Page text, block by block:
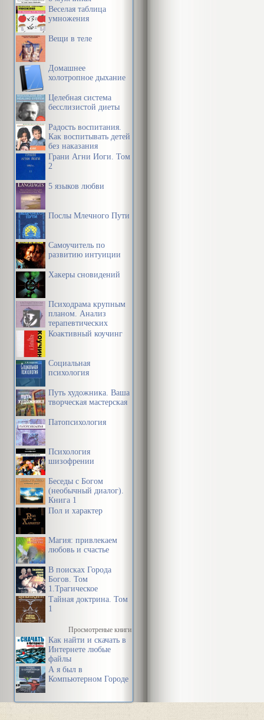
Веселая таблица
умножения
Вещи в теле
Домашнее
холотропное дыхание
Целебная система
бесслизистой диеты
Радость воспитания.
Как воспитывать детей
без наказания
Грани Агни Йоги. Том
2
5 языков любви
Послы Млечного Пути
Самоучитель по
развитию интуиции
Хакеры сновидений
Психодрама крупным
планом. Анализ
терапевтических
механизмов
Коактивный коучинг
Социальная
психология
Путь художника. Ваша
творческая мастерская
Патопсихология
Психология
шизофрении
Беседы с Богом
(необычный диалог).
Книга 1
Пол и характер
Магия: привлекаем
любовь и счастье
В поисках Города
Богов. Том
1.Трагическое
послание древних.
Тайная доктрина. Том
1
Просмотреные книги
Как найти и скачать в
Интернете любые
файлы
А я был в
Компьютерном Городе